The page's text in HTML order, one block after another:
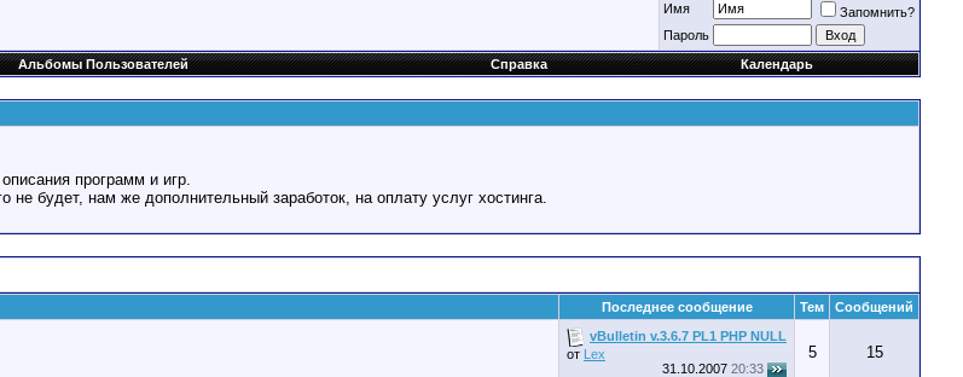
Имя
Запомнить?
Пароль
Альбомы Пользователей Справка Календарь
программ и игр.
будет, нам же дополнительный заработок, на оплату услуг хостинга.
Последнее сообщение Тем Сообщений
vBulletin v.3.6.7 PL1 PHP NULL
от Lex
31.10.2007 20:33
5 15